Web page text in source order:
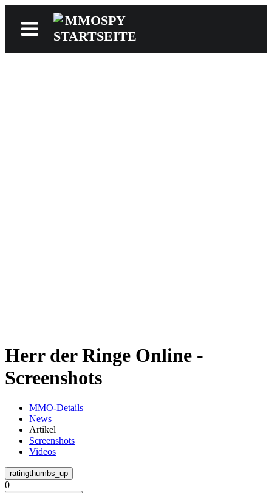
Follow us
Herr der Ringe Online -
Screenshots
MMO-Details
News
Artikel
Screenshots
Videos
0